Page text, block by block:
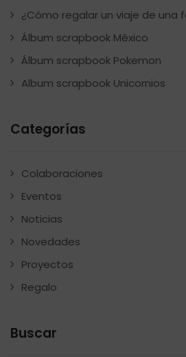
¿Cómo regalar un viaje de una
Álbum scrapbook México
Álbum scrapbook Pokemon
Album scrapbook Unicornios
Categorías
Colaboraciones
Eventos
Noticias
Novedades
Proyectos
Regalo
Buscar